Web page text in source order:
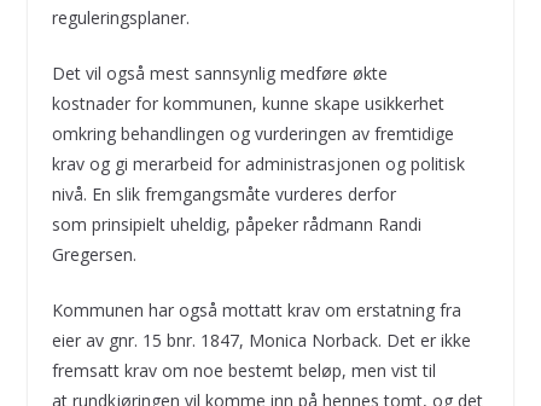
reguleringsplaner.
Det vil også mest sannsynlig medføre økte
kostnader for kommunen, kunne skape usikkerhet
omkring behandlingen og vurderingen av fremtidige
krav og gi merarbeid for administrasjonen og politisk
nivå. En slik fremgangsmåte vurderes derfor
som prinsipielt uheldig, påpeker rådmann Randi
Gregersen.
Kommunen har også mottatt krav om erstatning fra
eier av gnr. 15 bnr. 1847, Monica Norback. Det er ikke
fremsatt krav om noe bestemt beløp, men vist til
at rundkjøringen vil komme inn på hennes tomt, og det